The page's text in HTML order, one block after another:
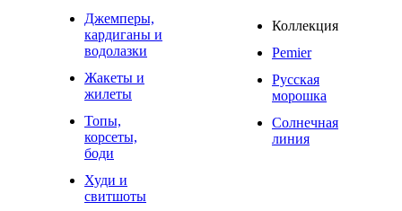
Джемперы,
кардиганы и
водолазки
Жакеты и
жилеты
Топы,
корсеты,
боди
Худи и
свитшоты
Коллекция
Pemier
Русская
морошка
Солнечная
линия